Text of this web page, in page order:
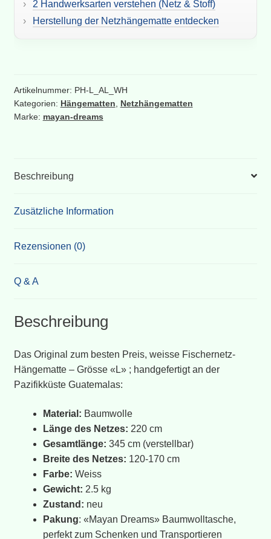
2 Handwerksarten verstehen (Netz & Stoff)
Herstellung der Netzhängematte entdecken
e
r
n
v
:
Artikelnummer: PH-L_AL_WH
Kategorien: Hängematten
Netzhängematten
Marke: mayan-dreams
Beschreibung
Zusätzliche Information
Rezensionen (0)
Q & A
Beschreibung
Das Original zum besten Preis, weisse Fischernetz-
Hängematte – Grösse «L» ; handgefertigt an der
Pazifikküste Guatemalas:
Material: Baumwolle
Länge des Netzes: 220 cm
Gesamtlänge: 345 cm (verstellbar)
Breite des Netzes: 120-170 cm
Farbe: Weiss
Gewicht: 2.5 kg
Zustand: neu
Pakung: «Mayan Dreams» Baumwolltasche,
perfekt zum Schenken und Transportieren